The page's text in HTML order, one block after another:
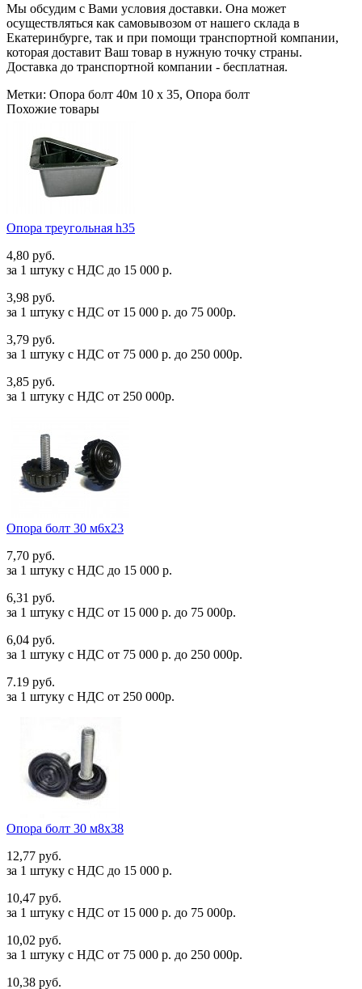
Мы обсудим с Вами условия доставки. Она может
осуществляться как самовывозом от нашего склада в
Екатеринбурге, так и при помощи транспортной компании,
которая доставит Ваш товар в нужную точку страны.
Доставка до транспортной компании - бесплатная.
Метки: Опора болт 40м 10 х 35, Опора болт
Похожие товары
Опора треугольная h35
4,80 руб.
за 1 штуку c НДС до 15 000 р.
3,98 руб.
за 1 штуку c НДС от 15 000 р. до 75 000р.
3,79 руб.
за 1 штуку c НДС от 75 000 р. до 250 000р.
3,85 руб.
за 1 штуку c НДС от 250 000р.
Опора болт 30 м6х23
7,70 руб.
за 1 штуку c НДС до 15 000 р.
6,31 руб.
за 1 штуку c НДС от 15 000 р. до 75 000р.
6,04 руб.
за 1 штуку c НДС от 75 000 р. до 250 000р.
7.19 руб.
за 1 штуку c НДС от 250 000р.
Опора болт 30 м8х38
12,77 руб.
за 1 штуку c НДС до 15 000 р.
10,47 руб.
за 1 штуку c НДС от 15 000 р. до 75 000р.
10,02 руб.
за 1 штуку c НДС от 75 000 р. до 250 000р.
10,38 руб.